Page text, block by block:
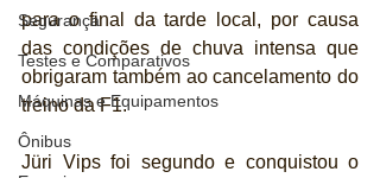
Segurança
Testes e Comparativos
Máquinas e Equipamentos
Ônibus
para o final da tarde local, por causa
das condições de chuva intensa que
obrigaram também ao cancelamento do
treino da F1.
Jüri Vips foi segundo e conquistou o